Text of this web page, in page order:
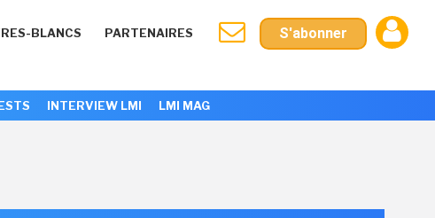
BLANCS PARTENAIRES S'abonner
INTERVIEW LMI LMI MAG